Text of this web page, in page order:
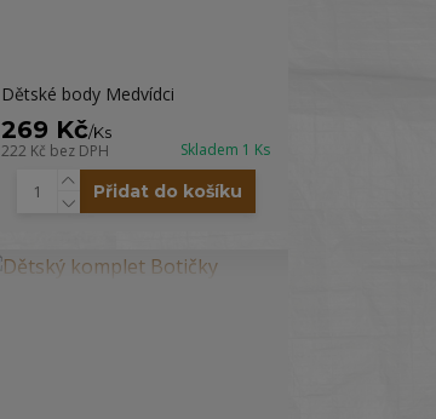
Dětské body Medvídci
269 Kč/Ks
222 Kč bez DPH Skladem 1 Ks
Přidat do košíku